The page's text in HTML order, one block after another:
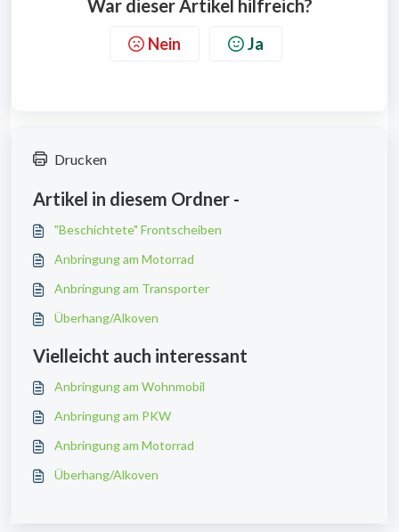
War dieser Artikel hilfreich?
Nein Ja
Drucken
Artikel in diesem Ordner -
"Beschichtete" Frontscheiben
Anbringung am Motorrad
Anbringung am Transporter
Überhang/Alkoven
Vielleicht auch interessant
Anbringung am Wohnmobil
Anbringung am PKW
Anbringung am Motorrad
Überhang/Alkoven